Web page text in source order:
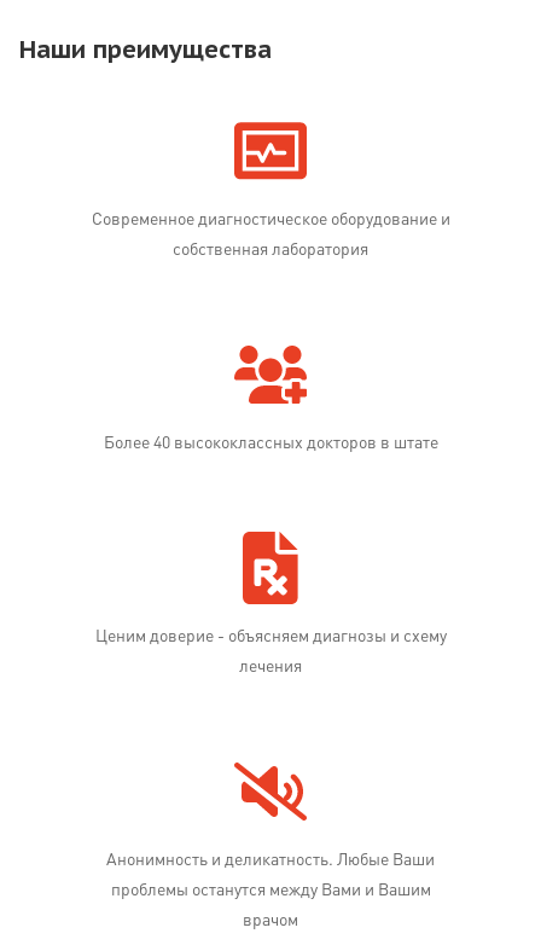
Наши преимущества
Современное диагностическое оборудование и
собственная лаборатория
Более 40 высококлассных докторов в штате
Ценим доверие - объясняем диагнозы и схему
лечения
Анонимность и деликатность. Любые Ваши
проблемы останутся между Вами и Вашим
врачом